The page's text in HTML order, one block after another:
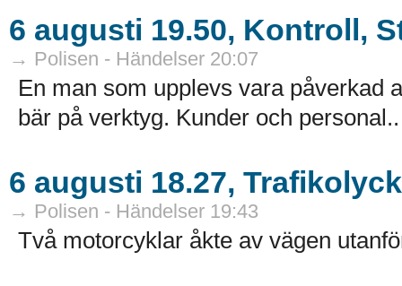
6 augusti 19.50, Kontroll,
→ Polisen - Händelser 20:07
En man som upplevs vara påverkad
bär på verktyg. Kunder och personal..
6 augusti 18.27,
→ Polisen - Händelser 19:43
Två motorcyklar åkte av vägen